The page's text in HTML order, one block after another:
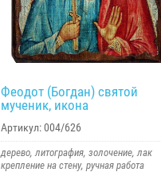
Феодот (Богдан) святой
мученик, икона
Артикул:004/626
дерево, литография, золочение, лак
крепление на стену, ручная работа